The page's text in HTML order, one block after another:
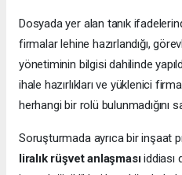
Dosyada yer alan tanık
firmalar lehine hazırlandığı,
yönetiminin bilgisi dahilinde
ihale hazırlıkları ve yüklenici
herhangi bir rolü bulunmadığını
Soruşturmada ayrıca bir inşaat
liralık rüşvet anlaşmasıiddiası